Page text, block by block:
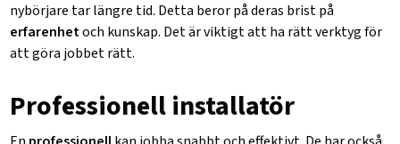
nybörjare tar längre tid. Detta beror på deras brist på
erfarenhetoch kunskap. Det är viktigt att ha rätt verktyg för
att göra jobbet rätt.
Professionell installatör